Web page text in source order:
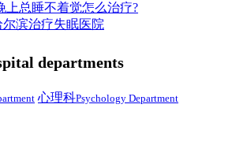
上总睡不着觉怎么治疗?
尔滨治疗失眠医院
departments
心理科Psychology Department